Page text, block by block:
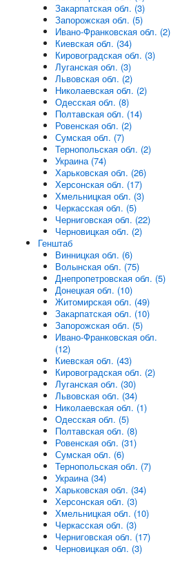
Закарпатская обл. (3)
Запорожская обл. (5)
Ивано-Франковская обл. (2)
Киевская обл. (34)
Кировоградская обл. (3)
Луганская обл. (3)
Львовская обл. (2)
Николаевская обл. (2)
Одесская обл. (8)
Полтавская обл. (14)
Ровенская обл. (2)
Сумская обл. (7)
Тернопольская обл. (2)
Украина (74)
Харьковская обл. (26)
Херсонская обл. (17)
Хмельницкая обл. (3)
Черкасская обл. (5)
Черниговская обл. (22)
Черновицкая обл. (2)
Генштаб
Винницкая обл. (6)
Волынская обл. (75)
Днепропетровская обл. (5)
Донецкая обл. (10)
Житомирская обл. (49)
Закарпатская обл. (10)
Запорожская обл. (5)
Ивано-Франковская обл.
(12)
Киевская обл. (43)
Кировоградская обл. (2)
Луганская обл. (30)
Львовская обл. (34)
Николаевская обл. (1)
Одесская обл. (5)
Полтавская обл. (8)
Ровенская обл. (31)
Сумская обл. (6)
Тернопольская обл. (7)
Украина (34)
Харьковская обл. (34)
Херсонская обл. (3)
Хмельницкая обл. (10)
Черкасская обл. (3)
Черниговская обл. (17)
Черновицкая обл. (3)